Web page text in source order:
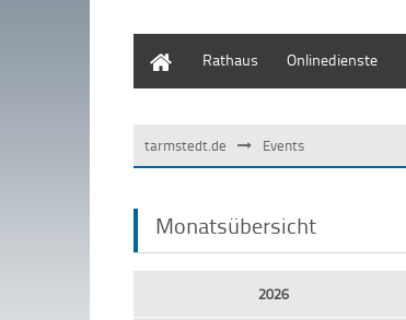
Rathaus Onlinedienste
tarmstedt.de Events
Monatsübersicht
2026